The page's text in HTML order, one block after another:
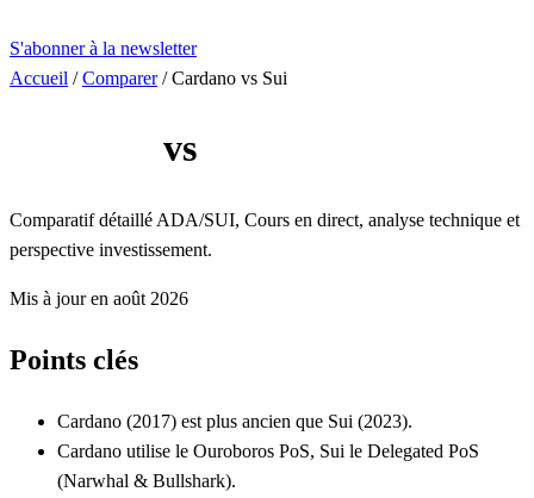
S'abonner à la newsletter
Accueil / Comparer / Cardano vs Sui
vs
Comparatif détaillé ADA/SUI, Cours en direct, analyse technique et
perspective investissement.
Mis à jour en août 2026
Points clés
Cardano (2017) est plus ancien que Sui (2023).
Cardano utilise le Ouroboros PoS, Sui le Delegated PoS
(Narwhal & Bullshark).